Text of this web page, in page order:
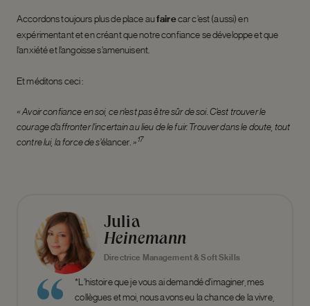
Accordons toujours plus de place aufairecar c’est (aussi) en
expérimentant et en créant que notre confiance se développe et que
l’anxiété et l’angoisse s’amenuisent.
Et méditons ceci :
« Avoir confiance en soi, ce n’est pas être sûr de soi. C’est trouver le
courage d’affronter l’incertain au lieu de le fuir. Trouver dans le doute, tout
contre lui, la force de s’élancer . »17
Julia
Heinemann
Directrice Management & Soft Skills
*L’histoire que je vous ai demandé d’imaginer, mes
collègues et moi, nous avons eu la chance de la vivre,